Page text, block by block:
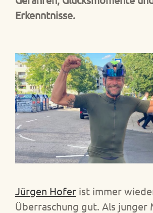
Erkenntnisse.
Jürgen Hofer ist immer
Überraschung gut. Als junger